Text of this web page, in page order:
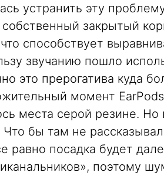
устранить эту
закрытый
способствует
звучанию пошло
это прерогатива куда
момент EarPods
места серой резине.
Что бы там не
равно посадка будет
поэтому